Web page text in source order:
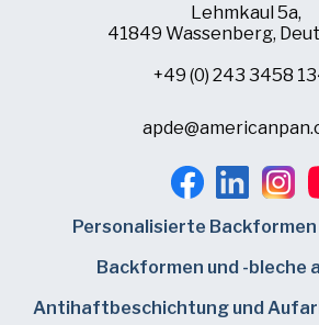
Lehmkaul 5a,
41849 Wassenberg,
+49 (0) 243 3458
Personalisierte Backformen
Backformen und -bleche
Antihaftbeschichtung und